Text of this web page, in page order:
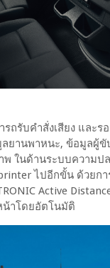
ถรับคำสั่งเสียง และร
ยานพาหนะ, ข้อมูลผู้
ในด้านระบบความป
ไปอีกขั้น ด้วยกา
Active
น้าโดยอัตโนมัติ